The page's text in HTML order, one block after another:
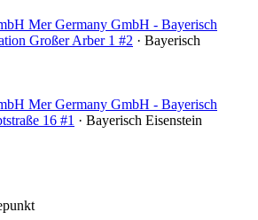
Mer Germany GmbH - Bayerisch
Großer Arber 1 #2 · Bayerisch
Mer Germany GmbH - Bayerisch
16 #1 · Bayerisch Eisenstein